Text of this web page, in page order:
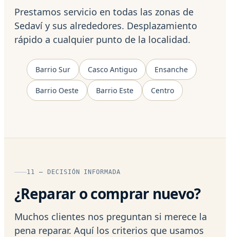
Prestamos servicio en todas las zonas de
Sedaví y sus alrededores. Desplazamiento
rápido a cualquier punto de la localidad.
Barrio Sur Casco Antiguo Ensanche
Barrio Oeste Barrio Este Centro
11 — DECISIÓN INFORMADA
¿Reparar o comprar nuevo?
Muchos clientes nos preguntan si merece la
pena reparar. Aquí los criterios que usamos